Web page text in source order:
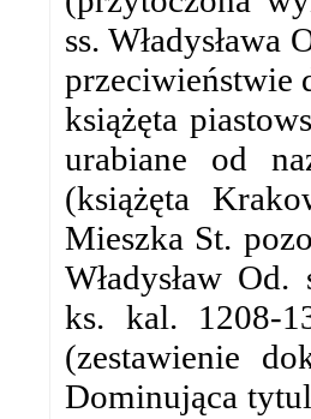
ss.
przeciwieństwie
książęta
urabiane od
(książęta
Mieszka St.
Władysław
ks. kal. 1208-
(zestawienie
Dominująca